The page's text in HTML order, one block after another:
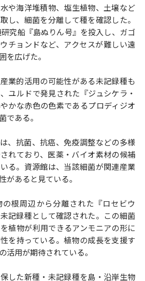
や海洋堆積物、塩生植物、土壌など
し、細菌を分離して種を確認した。
究船『島ぬりん号』を投入し、ガゴ
チョンドなど、アクセスが難しい遠
を広げた。
業的活用の可能性がある未記録種も
ユルドで発見された『ジュシケラ・
かな赤色の色素であるプロディジオ
である。
、抗菌、抗癌、免疫調整などの多様
れており、医薬・バイオ素材の候補
る。資源館は、当該細菌が関連産業
があると見ている。
根周辺から分離された『ロセビウ
記録種として確認された。この細菌
植物が利用できるアンモニアの形に
を持っている。植物の成長を支援す
活用が期待されている。
した新種・未記録種を島・沿岸生物